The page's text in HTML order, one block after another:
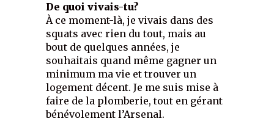
De quoi vivais-tu?
À ce moment-là, je vivais dans des
squats avec rien du tout, mais au
bout de quelques années, je
souhaitais quand même gagner un
minimum ma vie et trouver un
logement décent. Je me suis mise à
faire de la plomberie, tout en gérant
bénévolement l’Arsenal.